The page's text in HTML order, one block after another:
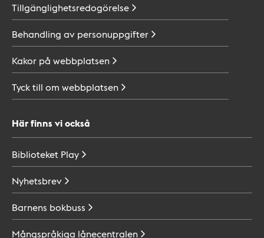
Tillgänglighetsredogörelse
Behandling av personuppgifter
Kakor på webbplatsen
Tyck till om webbplatsen
Här finns vi också
Biblioteket Play
Nyhetsbrev
Barnens bokbuss
Mångspråkiga lånecentralen